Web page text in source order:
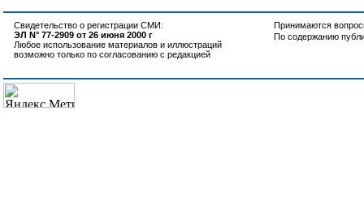
Свидетельство о регистрации СМИ:
ЭЛ N° 77-2909 от 26 июня 2000 г
Любое использование материалов и иллюстраций
возможно только по согласованию с редакцией
Принимаются
По содержанию